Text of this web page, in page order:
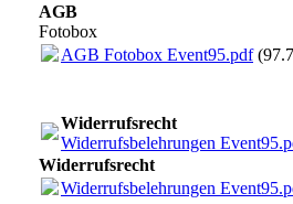
AGB
Fotobox
AGB Fotobox Event95.pdf
Widerrufsrecht
Widerrufsbelehrungen
Widerrufsrecht
Widerrufsbelehrungen